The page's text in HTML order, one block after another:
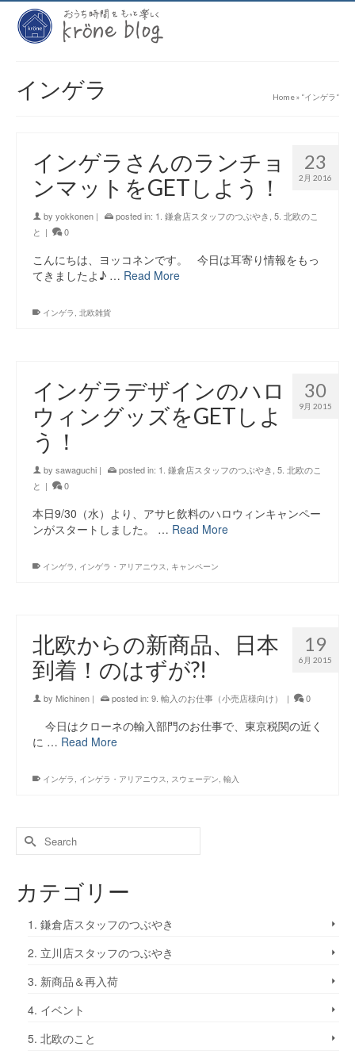
インゲラ Home» “インゲラ“
23
2月 2016
インゲラさんのランチョ
ンマットをGETしよう！
by yokkonen | posted in: 1. 鎌倉店スタッフのつぶやき 5. 北欧のこ
と | 0
こんにちは、ヨッコネンです。 今日は耳寄り情報をもっ
てきましたよ♪ … Read More
インゲラ , 北欧雑貨
30
9月 2015
インゲラデザインのハロ
ウィングッズをGETしよ
う！
by sawaguchi | posted in: 1. 鎌倉店スタッフのつぶやき 5. 北欧のこ
と | 0
本日9/30（水）より、アサヒ飲料のハロウィンキャンペー
ンがスタートしました。 … Read More
インゲラ , インゲラ・アリアニウス, キャンペーン
19
6月 2015
北欧からの新商品、日本
到着！のはずが?!
by Michinen | posted in: 9. 輸入のお仕事（小売店様向け） | 0
今日はクローネの輸入部門のお仕事で、東京税関の近く
に … Read More
インゲラ , インゲラ・アリアニウス, スウェーデン, 輸入
カテゴリー
1. 鎌倉店スタッフのつぶやき
2. 立川店スタッフのつぶやき
3. 新商品＆再入荷
4. イベント
5. 北欧のこと